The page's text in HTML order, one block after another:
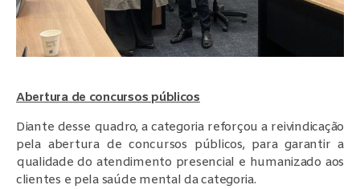
Abertura de concursos públicos
Diante desse quadro, a categoria reforçou a reivindicação
pela abertura de concursos públicos, para garantir a
qualidade do atendimento presencial e humanizado aos
clientes e pela saúde mental da categoria.